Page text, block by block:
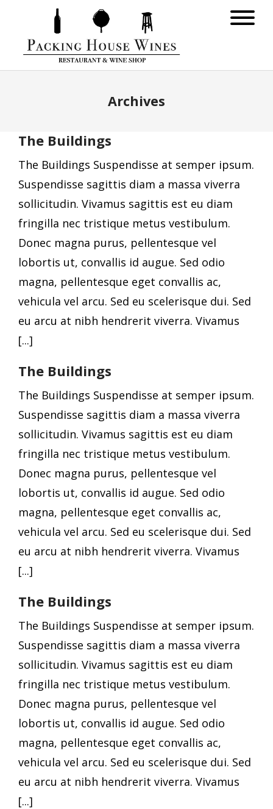
Archives
The Buildings
The Buildings Suspendisse at semper ipsum.
Suspendisse sagittis diam a massa viverra
sollicitudin. Vivamus sagittis est eu diam
fringilla nec tristique metus vestibulum.
Donec magna purus, pellentesque vel
lobortis ut, convallis id augue. Sed odio
magna, pellentesque eget convallis ac,
vehicula vel arcu. Sed eu scelerisque dui. Sed
eu arcu at nibh hendrerit viverra. Vivamus
[...]
The Buildings
The Buildings Suspendisse at semper ipsum.
Suspendisse sagittis diam a massa viverra
sollicitudin. Vivamus sagittis est eu diam
fringilla nec tristique metus vestibulum.
Donec magna purus, pellentesque vel
lobortis ut, convallis id augue. Sed odio
magna, pellentesque eget convallis ac,
vehicula vel arcu. Sed eu scelerisque dui. Sed
eu arcu at nibh hendrerit viverra. Vivamus
[...]
The Buildings
The Buildings Suspendisse at semper ipsum.
Suspendisse sagittis diam a massa viverra
sollicitudin. Vivamus sagittis est eu diam
fringilla nec tristique metus vestibulum.
Donec magna purus, pellentesque vel
lobortis ut, convallis id augue. Sed odio
magna, pellentesque eget convallis ac,
vehicula vel arcu. Sed eu scelerisque dui. Sed
eu arcu at nibh hendrerit viverra. Vivamus
[...]